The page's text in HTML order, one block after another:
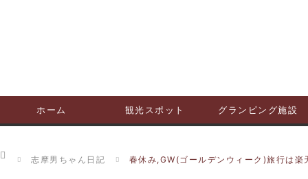
ホーム 観光スポット グランピング施設
ホーム
志摩男ちゃん日記 春休み,GW(ゴールデンウィーク)旅行は楽